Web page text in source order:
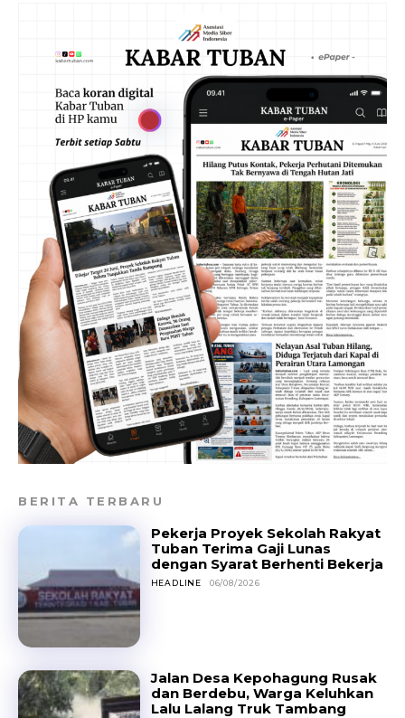
BERITA TERBARU
Pekerja Proyek Sekolah Rakyat
Tuban Terima Gaji Lunas
dengan Syarat Berhenti Bekerja
HEADLINE 06/08/2026
Jalan Desa Kepohagung Rusak
dan Berdebu, Warga Keluhkan
Lalu Lalang Truk Tambang